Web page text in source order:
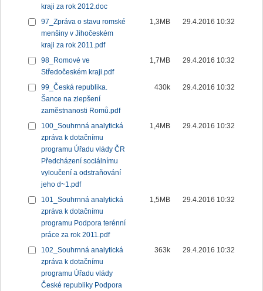
kraji za rok 2012.doc
97_Zpráva o stavu romské
menšiny v Jihočeském
kraji za rok 2011.pdf
1,3MB 29.4.2016 10:32
98_Romové ve
Středočeském kraji.pdf
1,7MB 29.4.2016 10:32
99_Česká republika.
Šance na zlepšení
zaměstnanosti Romů.pdf
430k 29.4.2016 10:32
100_Souhrnná analytická
zpráva k dotačnímu
programu Úřadu vlády ČR
Předcházení sociálnímu
vyloučení a odstraňování
jeho d~1.pdf
1,4MB 29.4.2016 10:32
101_Souhrnná analytická
zpráva k dotačnímu
programu Podpora terénní
práce za rok 2011.pdf
1,5MB 29.4.2016 10:32
102_Souhrnná analytická
zpráva k dotačnímu
programu Úřadu vlády
České republiky Podpora
363k 29.4.2016 10:32